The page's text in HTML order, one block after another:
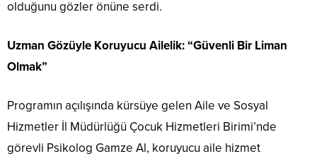
olduğunu gözler önüne serdi.
Uzman Gözüyle Koruyucu Ailelik: “Güvenli Bir Liman
Olmak”
Programın açılışında kürsüye gelen Aile ve Sosyal
Hizmetler İl Müdürlüğü Çocuk Hizmetleri Birimi’nde
görevli Psikolog Gamze Al, koruyucu aile hizmet